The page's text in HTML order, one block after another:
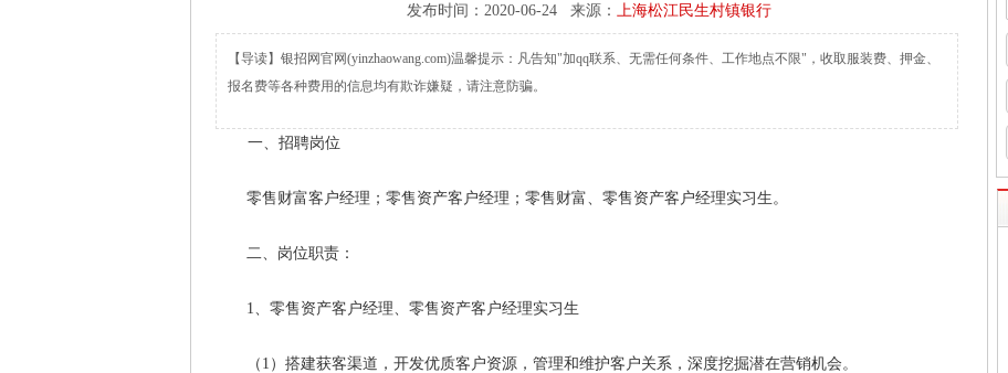
发布时间：2020-06-24 来源： 上海松江民生村镇银行
【导读】银招网官网(yinzhaowang.com)温馨提示：凡告知"加qq联系、无需任何条件、工作地点不限"，收取服装费、押金、
报名费等各种费用的信息均有欺诈嫌疑，请注意防骗。
一、招聘岗位
零售财富客户经理；零售资产客户经理；零售财富、零售资产客户经理实习生。
二、岗位职责：
1、零售资产客户经理、零售资产客户经理实习生
（1）搭建获客渠道，开发优质客户资源，管理和维护客户关系，深度挖掘潜在营销机会。